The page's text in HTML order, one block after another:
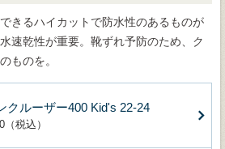
きるハイカットで防水性のあるものが
速乾性が重要。靴ずれ予防のため、ク
ものを。
クルーザー400 Kid's 22-24
税込）